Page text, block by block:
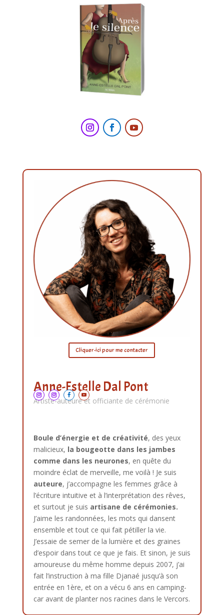
Cliquer-ici pour me contacter
Anne-Estelle Dal Pont
Artiste-auteure et officiante de cérémonie
Boule d’énergie et de créativité, des yeux
malicieux, la bougeotte dans les jambes
comme dans les neurones, en quête du
moindre éclat de merveille, me voilà ! Je suis
auteure, j’accompagne les femmes grâce à
l’écriture intuitive et à l’interprétation des rêves,
et surtout je suis artisane de cérémonies.
J’aime les randonnées, les mots qui dansent
ensemble et tout ce qui fait pétiller la vie.
J’essaie de semer de la lumière et des graines
d’espoir dans tout ce que je fais. Et sinon, je suis
amoureuse du même homme depuis 2007, j’ai
fait l’instruction à ma fille Djanaé jusqu’à son
entrée en 1ère, et on a vécu 6 ans en camping-
car avant de planter nos racines dans le Vercors.